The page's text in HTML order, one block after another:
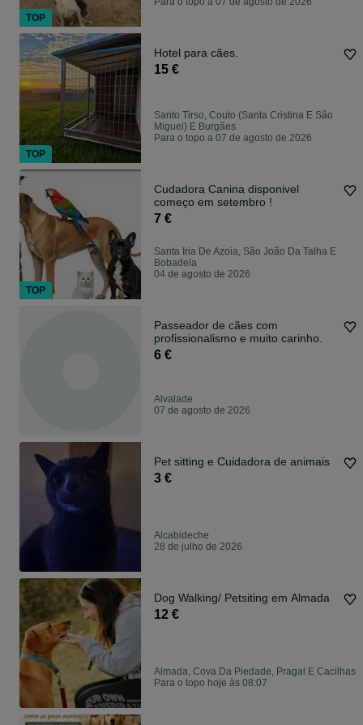
Hotel para cães.
15 €
Santo Tirso, Couto (Santa Cristina E São
Miguel) E Burgães
Para o topo a 07 de agosto de 2026
Cudadora Canina disponivel
começo em setembro !
7 €
Santa Iria De Azoia, São João Da Talha E
Bobadela
04 de agosto de 2026
Passeador de cães com
profissionalismo e muito carinho.
6 €
Alvalade
07 de agosto de 2026
Pet sitting e Cuidadora de animais
3 €
Alcabideche
28 de julho de 2026
Dog Walking/ Petsiting em Almada
12 €
Almada, Cova Da Piedade, Pragal E Cacilhas
Para o topo hoje às 08:07
TOP
TOP
TOP